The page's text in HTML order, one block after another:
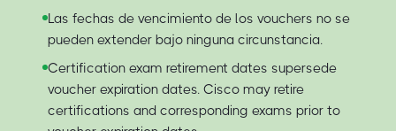
Las fechas de vencimiento de los vouchers no se
pueden extender bajo ninguna circunstancia.
Certification exam retirement dates supersede
voucher expiration dates. Cisco may retire
certifications and corresponding exams prior to